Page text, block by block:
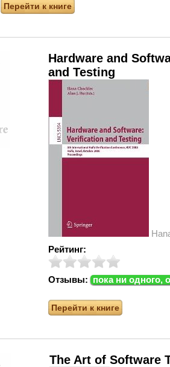
Перейти к книге
Hardware and
and Testing
Рейтинг:
Отзывы: пока ни одного,
Перейти к книге
The Art of Software